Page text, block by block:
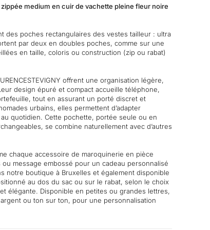
medium en cuir de vachette pleine fleur noire
des poches rectangulaires des vestes tailleur : ultra
par deux en doubles poches, comme sur une
en taille, coloris ou construction (zip ou rabat)
offrent une organisation légère,
design épuré et compact accueille téléphone,
tout en assurant un porté discret et
urbains, elles permettent d’adapter
au quotidien. Cette pochette, portée seule ou en
se combine naturellement avec d’autres
chaque accessoire de maroquinerie en pièce
message embossé pour un cadeau personnalisé
notre boutique à Bruxelles et également disponible
au dos du sac ou sur le rabat, selon le choix
élégante. Disponible en petites ou grandes lettres,
ou ton sur ton, pour une personnalisation